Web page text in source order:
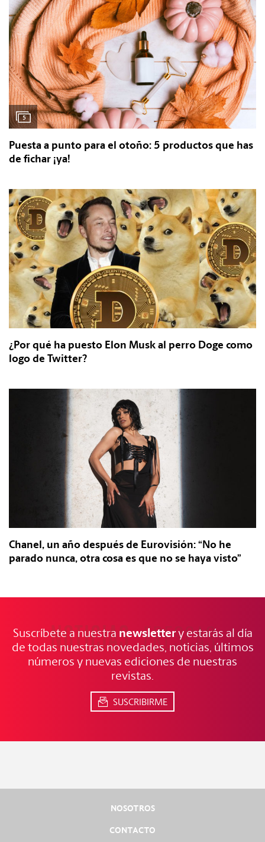
5
Puesta a punto para el otoño: 5 productos que has
de fichar ¡ya!
¿Por qué ha puesto Elon Musk al perro Doge como
logo de Twitter?
Chanel, un año después de Eurovisión: “No he
parado nunca, otra cosa es que no se haya visto”
NOTICIAS FRESCAS
Suscríbete a nuestra newslettery estarás al día
de todas nuestras novedades, noticias, últimos
números y nuevas ediciones de nuestras
revistas.
SUSCRIBIRME
NOSOTROS
CONTACTO